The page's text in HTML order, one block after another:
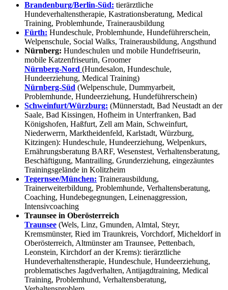
Brandenburg/Berlin-Süd: tierärztliche
Hundeverhaltenstherapie, Kastrationsberatung, Medical
Training, Problemhunde, Trainerausbildung
Fürth: Hundeschule, Problemhunde, Hundeführerschein,
Welpenschule, Social Walks, Trainerausbildung, Angsthund
Nürnberg: Hundeschulen und mobile Hundefriseurin,
mobile Katzenfriseurin, Groomer
Nürnberg-Nord (Hundesalon, Hundeschule,
Hundeerziehung, Medical Training)
Nürnberg-Süd (Welpenschule, Dummyarbeit,
Problemhunde, Hundeerziehung, Hundeführerschein)
Schweinfurt/Würzburg: (Münnerstadt, Bad Neustadt an der
Saale, Bad Kissingen, Hofheim in Unterfranken, Bad
Königshofen, Haßfurt, Zell am Main, Schweinfurt,
Niederwerrn, Marktheidenfeld, Karlstadt, Würzburg,
Kitzingen): Hundeschule, Hundeerziehung, Welpenkurs,
Ernährungsberatung BARF, Wesenstest, Verhaltensberatung,
Beschäftigung, Mantrailing, Grunderziehung, eingezäuntes
Trainingsgelände in Kolitzheim
Tegernsee/München: Trainerausbildung,
Trainerweiterbildung, Problemhunde, Verhaltensberatung,
Coaching, Hundebegegnungen, Leinenaggression,
Intensivcoaching
Traunsee in Oberösterreich
Traunsee (Wels, Linz, Gmunden, Almtal, Steyr,
Kremsmünster, Ried im Traunkreis, Vorchdorf, Micheldorf in
Oberösterreich, Altmünster am Traunsee, Pettenbach,
Leonstein, Kirchdorf an der Krems): tierärztliche
Hundeverhaltenstherapie, Hundeschule, Hundeerziehung,
problematisches Jagdverhalten, Antijagdtraining, Medical
Training, Problemhund, Verhaltensberatung,